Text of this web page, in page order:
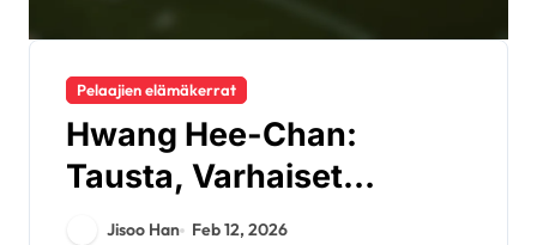
Pelaajien elämäkerrat
Hwang Hee-Chan:
Tausta, Varhaiset
vaikutteet,
Jisoo Han Feb 12, 2026